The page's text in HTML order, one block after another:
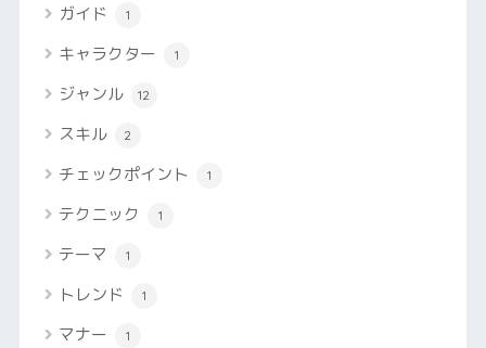
ガイド 1
キャラクター 1
ジャンル 12
スキル 2
チェックポイント 1
テクニック 1
テーマ 1
トレンド 1
マナー 1